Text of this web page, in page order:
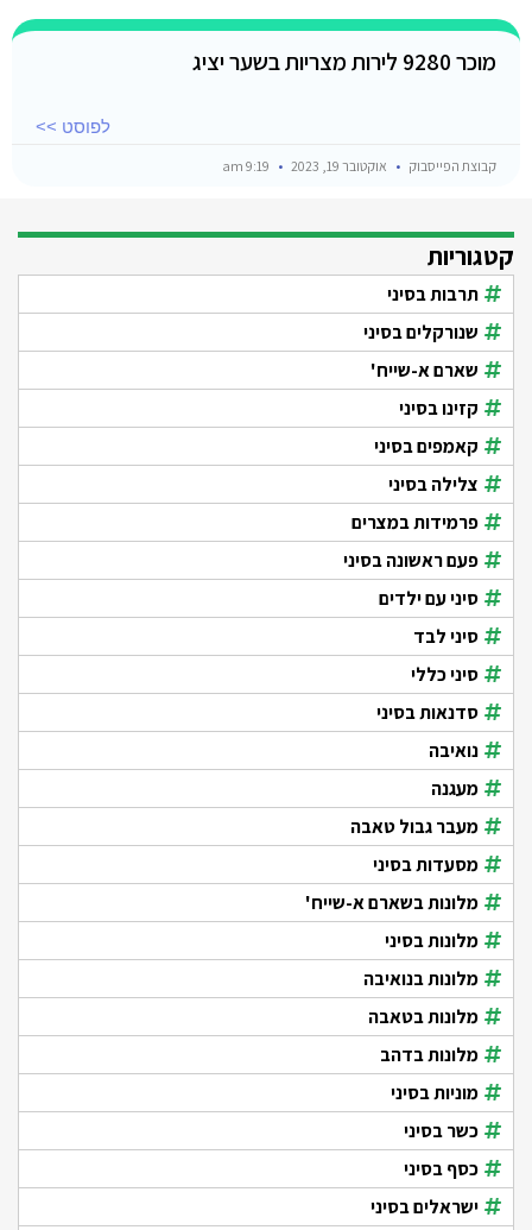
מוכר 9280 לירות מצריות בשער יציג
לפוסט >>
קבוצת הפייסבוק אוקטובר 19, 2023
קטגוריות
תרבות בסיני
שנורקלים בסיני
שארם א-שייח'
קזינו בסיני
קאמפים בסיני
צלילה בסיני
פרמידות במצרים
פעם ראשונה בסיני
סיני עם ילדים
סיני לבד
סיני כללי
סדנאות בסיני
נואיבה
מעגנה
מעבר גבול טאבה
מסעדות בסיני
מלונות בשארם א-שייח'
מלונות בסיני
מלונות בנואיבה
מלונות בטאבה
מלונות בדהב
מוניות בסיני
כשר בסיני
כסף בסיני
ישראלים בסיני